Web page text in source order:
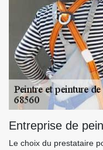
Entreprise de
Le choix du prestataire